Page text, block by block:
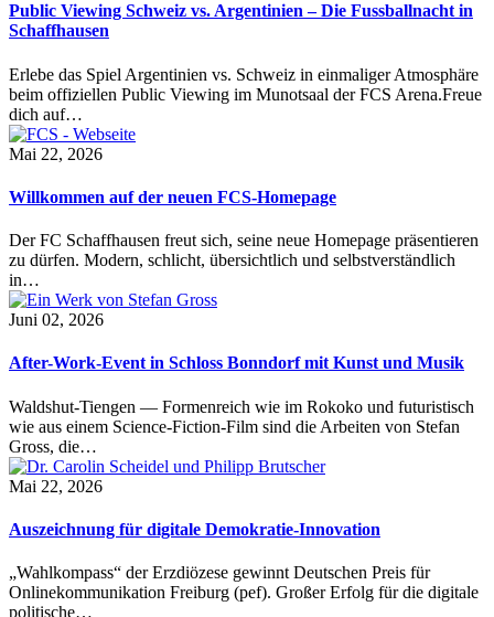
Public Viewing Schweiz vs. Argentinien – Die Fussballnacht in
Schaffhausen
Erlebe das Spiel Argentinien vs. Schweiz in einmaliger Atmosphäre
beim offiziellen Public Viewing im Munotsaal der FCS Arena.Freue
dich auf…
Mai 22, 2026
Willkommen auf der neuen FCS-Homepage
Der FC Schaffhausen freut sich, seine neue Homepage präsentieren
zu dürfen. Modern, schlicht, übersichtlich und selbstverständlich
in…
Juni 02, 2026
After-Work-Event in Schloss Bonndorf mit Kunst und Musik
Waldshut-Tiengen — Formenreich wie im Rokoko und futuristisch
wie aus einem Science-Fiction-Film sind die Arbeiten von Stefan
Gross, die…
Mai 22, 2026
Auszeichnung für digitale Demokratie-Innovation
„Wahlkompass“ der Erzdiözese gewinnt Deutschen Preis für
Onlinekommunikation Freiburg (pef). Großer Erfolg für die digitale
politische…